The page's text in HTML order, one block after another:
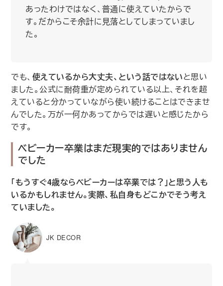
あったわけではなく、普通に使えていたからで
す。だからこそ余計に見落としてしまっていまし
た。
でも、 使えているから大丈夫、という話ではないと思い
ました。公式に耐荷重が定められている以上、それを超
えていると分かっていながら使い続けることはできませ
んでした。万が一何かあってからでは遅いと感じたから
です。
ベビーカー卒業はまだ現実的ではありません
でした
「もうすぐ4歳ならベビーカーは卒業では？」と思う人も
いるかもしれません。実際、私自身もどこかでそう考え
ていました。
JK DECOR